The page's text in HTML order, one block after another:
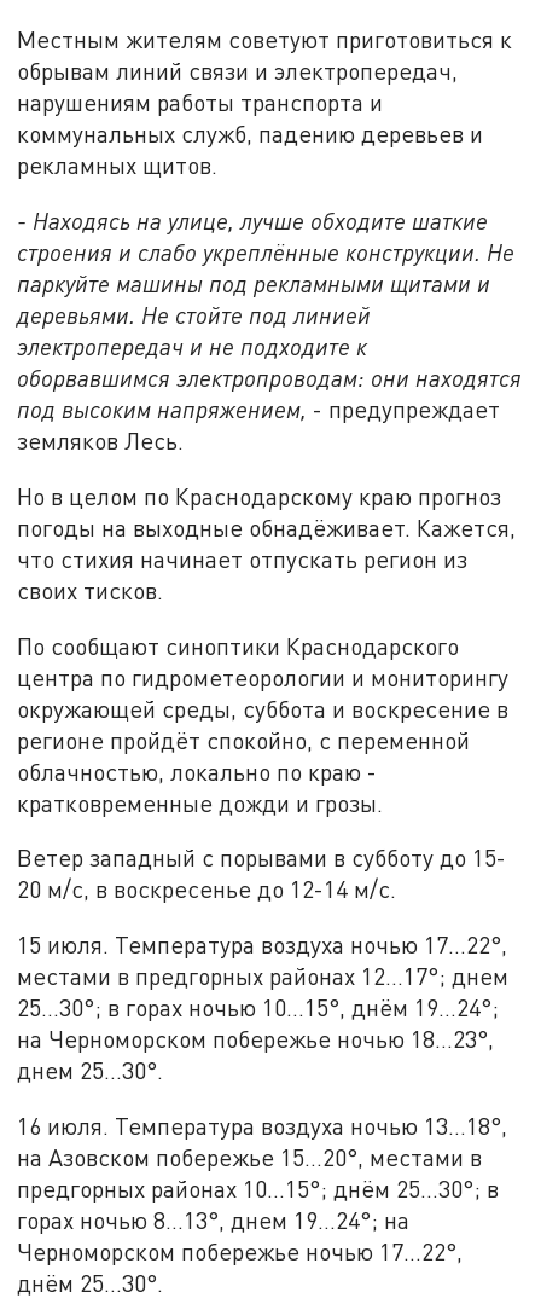
Местным жителям советуют приготовиться к
обрывам линий связи и электропередач,
нарушениям работы транспорта и
коммунальных служб, падению деревьев и
рекламных щитов.
- Находясь на улице, лучше обходите шаткие
строения и слабо укреплённые конструкции. Не
паркуйте машины под рекламными щитами и
деревьями. Не стойте под линией
электропередач и не подходите к
оборвавшимся электропроводам: они находятся
под высоким напряжением, - предупреждает
земляков Лесь.
Но в целом по Краснодарскому краю прогноз
погоды на выходные обнадёживает. Кажется,
что стихия начинает отпускать регион из
своих тисков.
По сообщают синоптики Краснодарского
центра по гидрометеорологии и мониторингу
окружающей среды, суббота и воскресение в
регионе пройдёт спокойно, с переменной
облачностью, локально по краю -
кратковременные дожди и грозы.
Ветер западный с порывами в субботу до 15-
20 м/с, в воскресенье до 12-14 м/с.
15 июля. Температура воздуха ночью 17…22°,
местами в предгорных районах 12…17°; днем
25…30°; в горах ночью 10…15°, днём 19…24°;
на Черноморском побережье ночью 18…23°,
днем 25…30°.
16 июля. Температура воздуха ночью 13…18°,
на Азовском побережье 15…20°, местами в
предгорных районах 10…15°; днём 25…30°; в
горах ночью 8…13°, днем 19…24°; на
Черноморском побережье ночью 17…22°,
днём 25…30°.